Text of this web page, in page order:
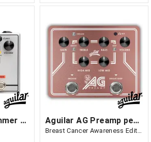
Aguilar Tone Hammer Preamp V2 Aguilar AG Preamp pedal
Breast Cancer Awareness Edition